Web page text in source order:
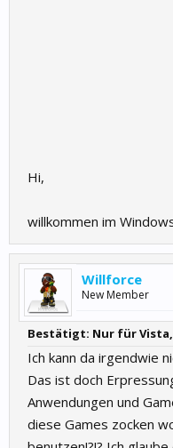
Hi,
willkommen im
Willforce
New Member
Bestätigt: Nur für
Ich kann da irgendwie
Das ist doch
Anwendungen und
diese Games zocken